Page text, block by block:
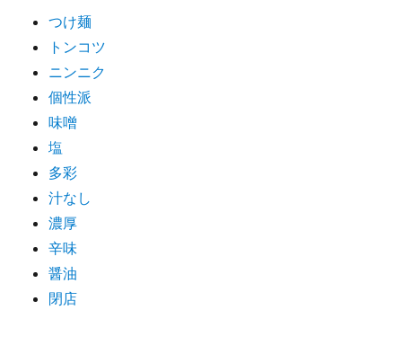
シ
ン
つけ麺
トンコツ
ニンニク
個性派
味噌
塩
多彩
汁なし
濃厚
辛味
醤油
閉店